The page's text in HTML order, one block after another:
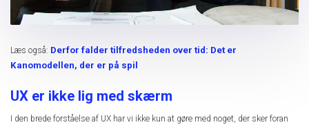
Læs også: Derfor falder tilfredsheden over tid: Det er
Kanomodellen, der er på spil
UX er ikke lig med skærm
I den brede forståelse af UX har vi ikke kun at gøre med noget, der sker foran